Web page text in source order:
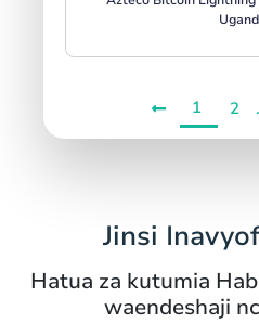
1 2
Jinsi
Hatua za kutumia
waendeshaji